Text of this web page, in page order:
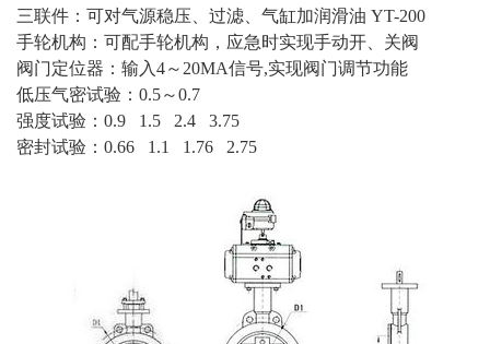
三联件：可对气源稳压、过滤、气缸加润滑油 YT-200
手轮机构：可配手轮机构，应急时实现手动开、关阀
阀门定位器：输入4～20MA信号,实现阀门调节功能
低压气密试验：0.5～0.7
强度试验：0.9 1.5 2.4 3.75
密封试验：0.66 1.1 1.76 2.75